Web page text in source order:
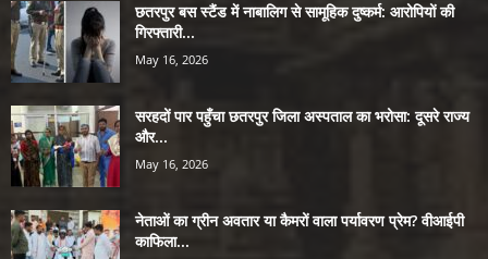
छतरपुर बस स्टैंड में नाबालिग से सामूहिक दुष्कर्म: आरोपियों की
गिरफ्तारी...
May 16, 2026
सरहदों पार पहुँचा छतरपुर जिला अस्पताल का भरोसा: दूसरे राज्य
और...
May 16, 2026
नेताओं का ग्रीन अवतार या कैमरों वाला पर्यावरण प्रेम? वीआईपी
काफिला...